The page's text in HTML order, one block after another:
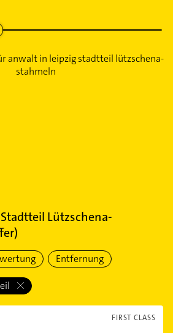
Lützschena-
Entfernung
FIRST CLASS